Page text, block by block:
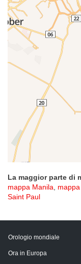
La maggior parte di
mappa Manila,
Saint Paul
Orologio mondiale
Ora in Europa